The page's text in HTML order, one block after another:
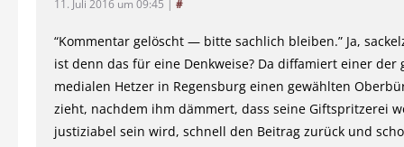
11. Juli 2016 um 09:45 | #
“Kommentar gelöscht — bitte sachlich bleiben.” Ja,
ist denn das für eine Denkweise? Da diffamiert einer der
medialen Hetzer in Regensburg einen gewählten
zieht, nachdem ihm dämmert, dass seine Giftspritzerei
justiziabel sein wird, schnell den Beitrag zurück und